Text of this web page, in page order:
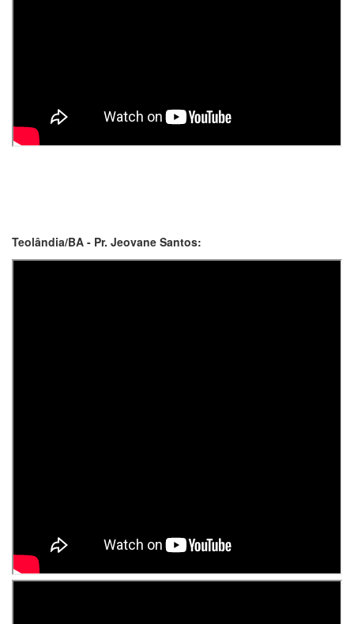
Teolândia/BA - Pr. Jeovane Santos: